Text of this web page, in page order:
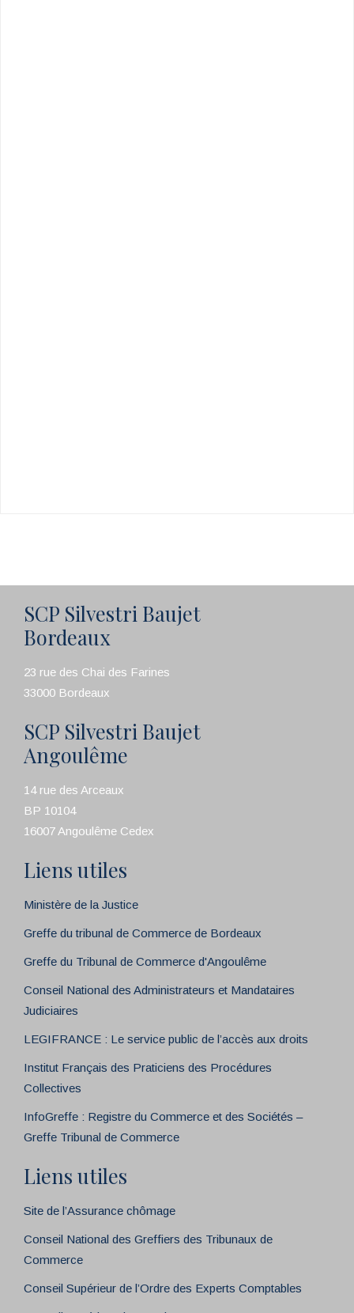
SCP Silvestri Baujet
Bordeaux
23 rue des Chai des Farines
33000 Bordeaux
SCP Silvestri Baujet
Angoulême
14 rue des Arceaux
BP 10104
16007 Angoulême Cedex
Liens utiles
Ministère de la Justice
Greffe du tribunal de Commerce de Bordeaux
Greffe du Tribunal de Commerce d'Angoulême
Conseil National des Administrateurs et Mandataires
Judiciaires
LEGIFRANCE : Le service public de l’accès aux droits
Institut Français des Praticiens des Procédures
Collectives
InfoGreffe : Registre du Commerce et des Sociétés –
Greffe Tribunal de Commerce
Liens utiles
Site de l’Assurance chômage
Conseil National des Greffiers des Tribunaux de
Commerce
Conseil Supérieur de l’Ordre des Experts Comptables